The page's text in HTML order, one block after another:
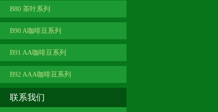
B80 茶叶系列
B90 A咖啡豆系列
B91 AA咖啡豆系列
B92 AAA咖啡豆系列
联系我们